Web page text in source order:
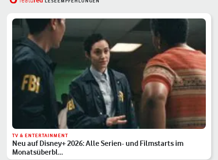
TV & ENTERTAINMENT
Neu auf Disney+ 2026: Alle Serien- und Filmstarts im
Monatsüberbl…